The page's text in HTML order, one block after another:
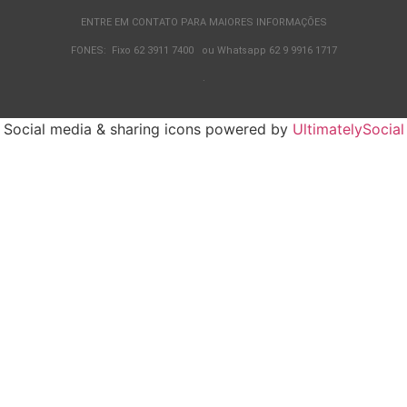
ENTRE EM CONTATO PARA MAIORES INFORMAÇÕES
FONES: Fixo 62 3911 7400 ou Whatsapp 62 9 9916 1717
.
Social media & sharing icons powered by UltimatelySocial